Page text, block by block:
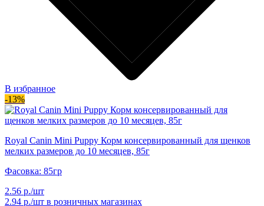
В избранное
-13%
Royal Canin Mini Puppy Корм консервированный для щенков
мелких размеров до 10 месяцев, 85г
Фасовка: 85гр
2.56 р./шт
2.94 р./шт в розничных магазинах